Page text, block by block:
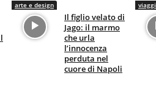
arte e design
Il figlio velato di
Jago: il marmo
che urla
l’innocenza
perduta nel
cuore di Napoli
viaggi